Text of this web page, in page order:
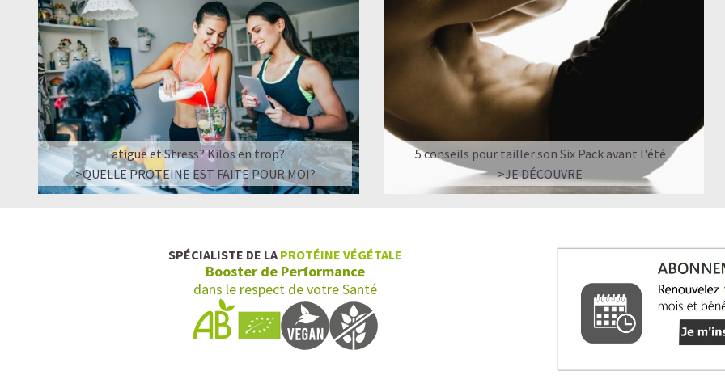
Fatigue et Stress? Kilos en trop?
>QUELLE PROTEINE EST FAITE POUR MOI?
5 conseils pour tailler son Six Pack avant l'été
>JE DÉCOUVRE
SPÉCIALISTE DE LA PROTÉINE VÉGÉTALE
Booster de Performance
dans le respect de votre Santé